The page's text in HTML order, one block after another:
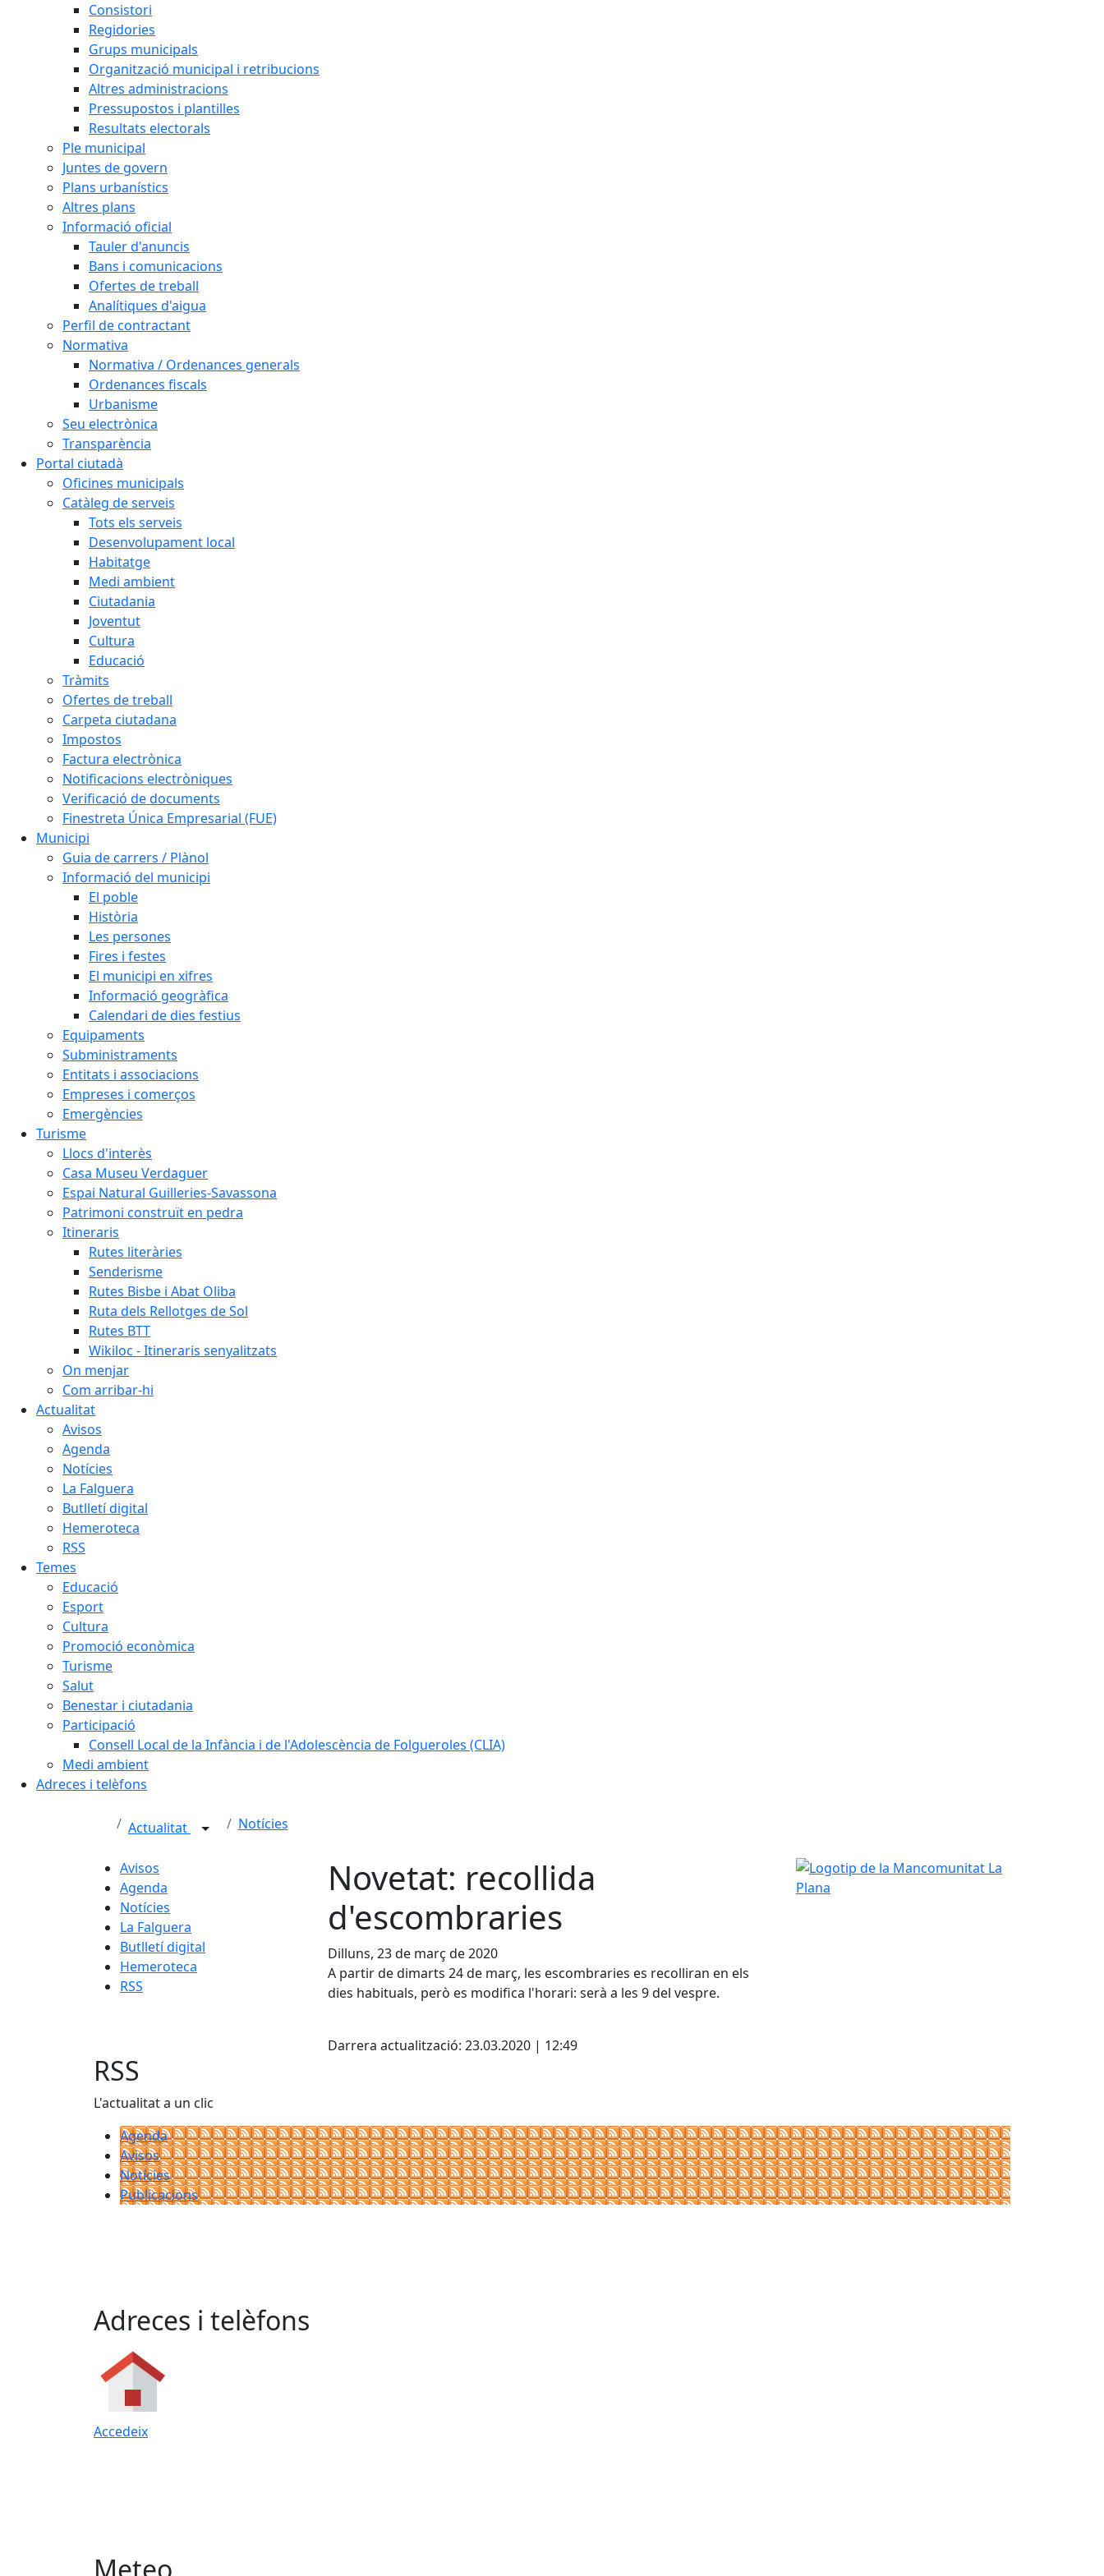
Consistori
Regidories
Grups municipals
Organització municipal i retribucions
Altres administracions
Pressupostos i plantilles
Resultats electorals
Ple municipal
Juntes de govern
Plans urbanístics
Altres plans
Informació oficial
Tauler d'anuncis
Bans i comunicacions
Ofertes de treball
Analítiques d'aigua
Perfil de contractant
Normativa
Normativa / Ordenances generals
Ordenances fiscals
Urbanisme
Seu electrònica
Transparència
Portal ciutadà
Oficines municipals
Catàleg de serveis
Tots els serveis
Desenvolupament local
Habitatge
Medi ambient
Ciutadania
Joventut
Cultura
Educació
Tràmits
Ofertes de treball
Carpeta ciutadana
Impostos
Factura electrònica
Notificacions electròniques
Verificació de documents
Finestreta Única Empresarial (FUE)
Municipi
Guia de carrers / Plànol
Informació del municipi
El poble
Història
Les persones
Fires i festes
El municipi en xifres
Informació geogràfica
Calendari de dies festius
Equipaments
Subministraments
Entitats i associacions
Empreses i comerços
Emergències
Turisme
Llocs d'interès
Casa Museu Verdaguer
Espai Natural Guilleries-Savassona
Patrimoni construït en pedra
Itineraris
Rutes literàries
Senderisme
Rutes Bisbe i Abat Oliba
Ruta dels Rellotges de Sol
Rutes BTT
Wikiloc - Itineraris senyalitzats
On menjar
Com arribar-hi
Actualitat
Avisos
Agenda
Notícies
La Falguera
Butlletí digital
Hemeroteca
RSS
Temes
Educació
Esport
Cultura
Promoció econòmica
Turisme
Salut
Benestar i ciutadania
Participació
Consell Local de la Infància i de l'Adolescència de Folgueroles (CLIA)
Medi ambient
Adreces i telèfons
Actualitat Notícies
Avisos
Agenda
Notícies
La Falguera
Butlletí digital
Hemeroteca
RSS
Novetat: recollida
d'escombraries
Dilluns, 23 de març de 2020
A partir de dimarts 24 de març, les escombraries es recolliran en els
dies habituals, però es modifica l'horari: serà a les 9 del vespre.
Darrera actualització: 23.03.2020 | 12:49
Logotip de la Mancomunitat La Plana
RSS
L'actualitat a un clic
Agenda
Avisos
Notícies
Publicacions
Adreces i telèfons
Accedeix